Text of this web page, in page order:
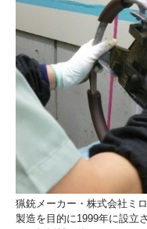
猟銃メーカー・株式会社ミ
製造を目的に1999年に設立